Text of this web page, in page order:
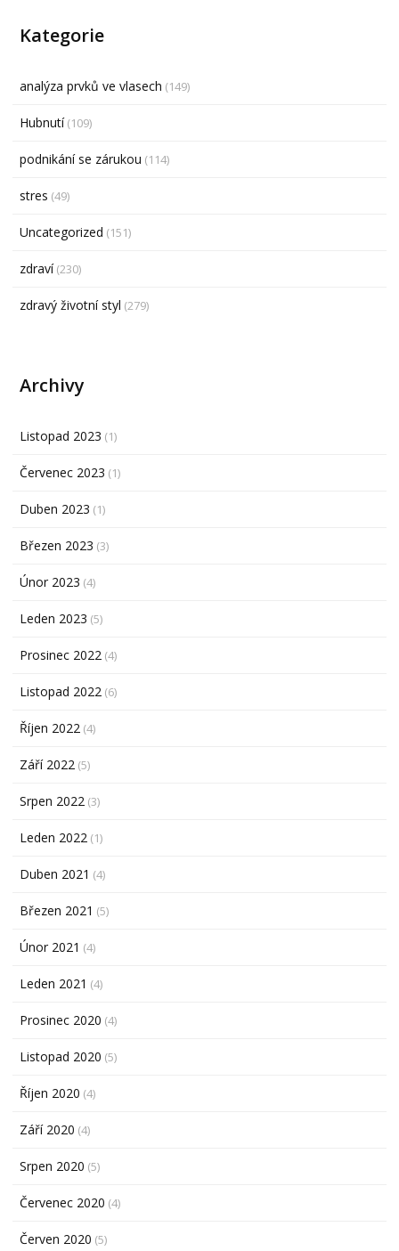
Kategorie
analýza prvků ve vlasech (149)
Hubnutí(109)
podnikání se zárukou (114)
stres (49)
Uncategorized (151)
zdraví(230)
zdravý životní styl (279)
Archivy
Listopad 2023 (1)
Červenec 2023 (1)
Duben 2023 (1)
Březen 2023 (3)
Únor 2023 (4)
Leden 2023 (5)
Prosinec 2022 (4)
Listopad 2022 (6)
Říjen 2022 (4)
Září 2022 (5)
Srpen 2022 (3)
Leden 2022 (1)
Duben 2021 (4)
Březen 2021 (5)
Únor 2021 (4)
Leden 2021 (4)
Prosinec 2020 (4)
Listopad 2020 (5)
Říjen 2020 (4)
Září 2020 (4)
Srpen 2020 (5)
Červenec 2020 (4)
Červen 2020 (5)